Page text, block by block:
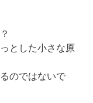
とした小さな原
のではないで